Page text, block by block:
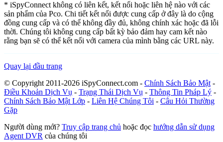
* iSpyConnect không có liên kết, kết nối hoặc liên hệ nào với các
sản phẩm của Pco. Chi tiết kết nối được cung cấp ở đây là do cộng
đồng cung cấp và có thể không đầy đủ, không chính xác hoặc đã lỗi
thời. Chúng tôi không cung cấp bất kỳ bảo đảm hay cam kết nào
rằng bạn sẽ có thể kết nối với camera của mình bằng các URL này.
Quay lại đầu trang
© Copyright 2011-2026 iSpyConnect.com - Chính Sách Bảo Mật -
Điều Khoản Dịch Vụ - Trạng Thái Dịch Vụ - Thông Tin Pháp Lý -
Chính Sách Bảo Mật Lớp - Liên Hệ Chúng Tôi - Câu Hỏi Thường
Gặp
Người dùng mới? Truy cập trang chủ hoặc đọc hướng dẫn sử dụng
Agent DVR của chúng tôi